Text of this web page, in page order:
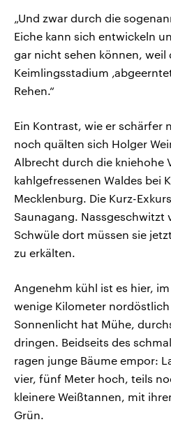
„Und zwar durch die
Eiche kann sich entwickeln
gar nicht sehen können, weil
Keimlingsstadium
Rehen.“
Ein Kontrast, wie er schärfer
noch quälten sich Holger
Albrecht durch die kniehohe
kahlgefressenen Waldes bei
Mecklenburg. Die Kurz-
Saunagang.
Schwüle dort müssen sie
zu erkälten.
Angenehm kühl ist es hier,
wenige Kilometer nordöstlich
Sonnenlicht hat Mühe,
dringen. Beidseits des
ragen junge Bäume empor:
vier, fünf Meter hoch, teils
kleinere Weißtannen, mit
Grün.